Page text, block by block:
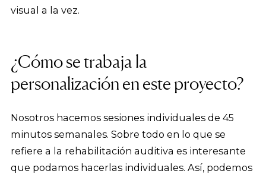
visual a la vez.
¿Cómo se trabaja la
personalización en este proyecto?
Nosotros hacemos sesiones individuales de 45
minutos semanales. Sobre todo en lo que se
refiere a la rehabilitación auditiva es interesante
que podamos hacerlas individuales. Así, podemos